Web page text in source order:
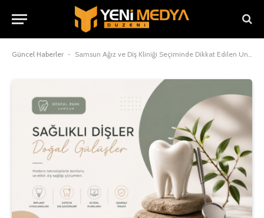
Güncel Haberler - Samsun Ağız ve Diş Kliniği Seçiminde Dikkat Edilen Unsurlar